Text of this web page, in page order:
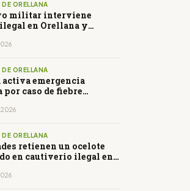
ORELLANA
militar interviene
en Orellana y
ORELLANA
activa emergencia
caso de fiebre
ORELLANA
retienen un ocelote
en cautiverio ilegal en